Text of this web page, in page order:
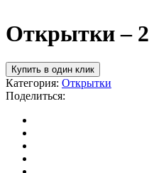
Открытки – 2
Купить в один клик
Категория: Открытки
Поделиться: